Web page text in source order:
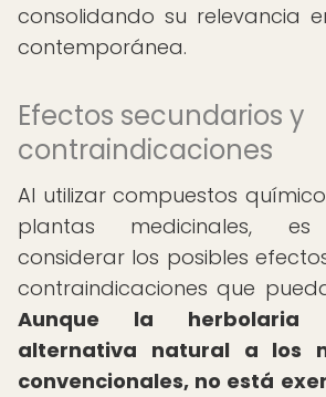
consolidando su relevancia
contemporánea.
Efectos secundarios y
contraindicaciones
Al utilizar compuestos
plantas medicinales, es
considerar los posibles
contraindicaciones que
Aunque la herbolaria
alternativa natural a los
convencionales, no está